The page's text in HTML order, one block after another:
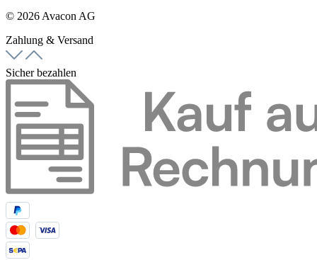
© 2026 Avacon AG
Zahlung & Versand
Sicher bezahlen